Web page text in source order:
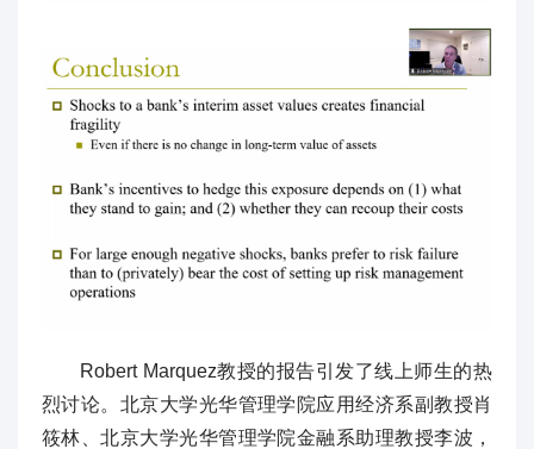
Robert Marquez教授的报告引发了线上师生的热
烈讨论。北京大学光华管理学院应用经济系副教授肖
筱林、北京大学光华管理学院金融系助理教授李波，